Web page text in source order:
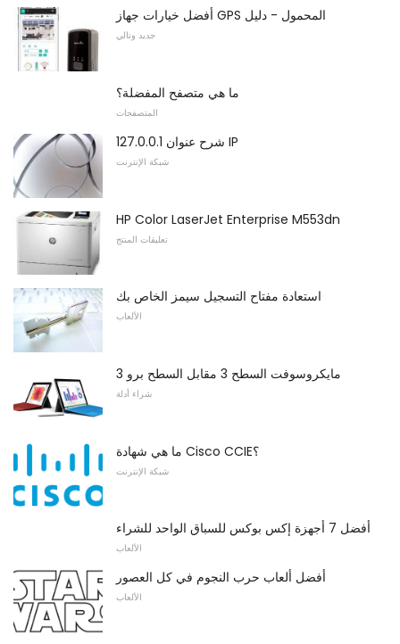
أفضل خيارات جهاز GPS المحمول - دليل
جديد وتالي
ما هي متصفح المفضلة؟
المتصفحات
127.0.0.1 شرح عنوان IP
شبكة الإنترنت
HP Color LaserJet Enterprise M553dn
تعليقات المنتج
استعادة مفتاح التسجيل سيمز الخاص بك
الألعاب
مايكروسوفت السطح 3 مقابل السطح برو 3
شراء أدلة
ما هي شهادة Cisco CCIE؟
شبكة الإنترنت
أفضل 7 أجهزة إكس بوكس ​​للسباق الواحد للشراء
الألعاب
أفضل ألعاب حرب النجوم في كل العصور
الألعاب